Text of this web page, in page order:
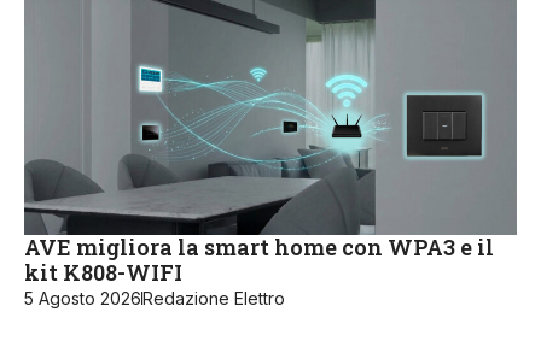
AVE migliora la smart home con WPA3 e il
kit K808-WIFI
5 Agosto 2026Redazione Elettro